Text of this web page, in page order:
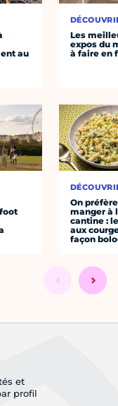
au
Les
expos du
à faire en
On préfère
manger à
cantine :
aux
façon
et
profil